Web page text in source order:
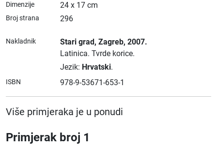
Dimenzije 24 x 17 cm
Broj strana 296
Nakladnik Stari grad, Zagreb, 2007.
Latinica. Tvrde korice.
Jezik: Hrvatski.
ISBN 978-9-53671-653-1
Više primjeraka je u ponudi
Primjerak broj 1